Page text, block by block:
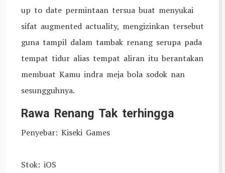
up to date permintaan tersua buat menyukai
sifat augmented actuality, mengizinkan tersebut
guna tampil dalam tambak renang serupa pada
tempat tidur alias tempat aliran itu berantakan
membuat Kamu indra meja bola sodok nan
sesungguhnya.
Rawa Renang Tak terhingga
Penyebar: Kiseki Games
Stok: iOS